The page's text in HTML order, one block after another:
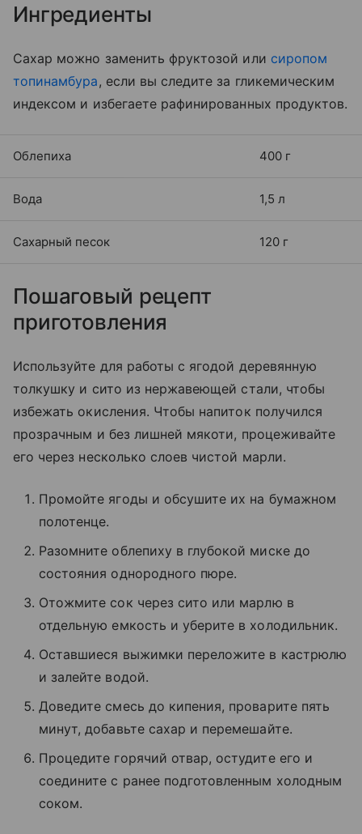
Ингредиенты
Сахар можно заменить фруктозой или сиропом
топинамбура , если вы следите за гликемическим
индексом и избегаете рафинированных продуктов.
Облепиха 400 г
Вода 1,5 л
Сахарный песок 120 г
Пошаговый рецепт
приготовления
Используйте для работы с ягодой деревянную
толкушку и сито из нержавеющей стали, чтобы
избежать окисления. Чтобы напиток получился
прозрачным и без лишней мякоти, процеживайте
его через несколько слоев чистой марли.
Промойте ягоды и обсушите их на бумажном
полотенце.
Разомните облепиху в глубокой миске до
состояния однородного пюре.
Отожмите сок через сито или марлю в
отдельную емкость и уберите в холодильник.
Оставшиеся выжимки переложите в кастрюлю
и залейте водой.
Доведите смесь до кипения, проварите пять
минут, добавьте сахар и перемешайте.
Процедите горячий отвар, остудите его и
соедините с ранее подготовленным холодным
соком.